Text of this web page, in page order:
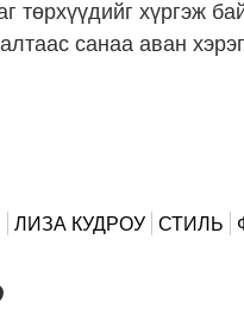
төрхүүдийг хүргэж
санаа аван
ЛИЗА КУДРОУ СТИЛЬ